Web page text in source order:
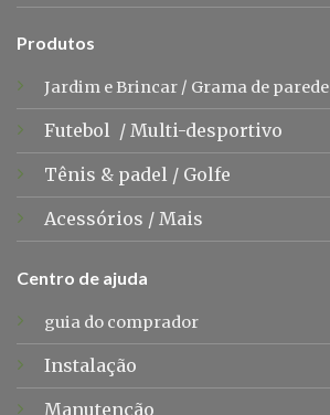
Produtos
Jardim e Brincar/ Grama de parede
Futebol / Multi-desportivo
Tênis & padel / Golfe
Acessórios / Mais
Centro de ajuda
guia do comprador
Instalação
Manutenção